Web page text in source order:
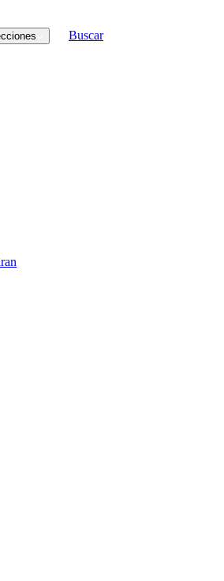
Buscar